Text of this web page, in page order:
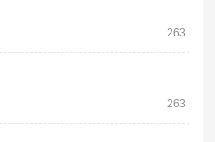
263
263